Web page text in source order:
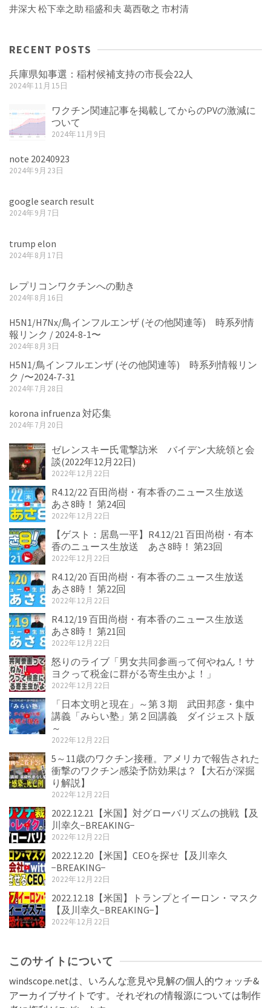
井深大 松下幸之助 稲盛和夫 葛西敬之 市村清
RECENT POSTS
兵庫県知事選：稲村候補支持の市長会22人
2024年11月15日
ワクチン関連記事を掲載してからのPVの激減に
ついて
2024年11月9日
note 20240923
2024年9月23日
google search result
2024年9月7日
trump elon
2024年8月17日
レプリコンワクチンへの動き
2024年8月16日
H5N1/H7Nx/鳥インフルエンザ (その他関連等) 時系列情
報リンク / 2024-8-1〜
2024年8月3日
H5N1/鳥インフルエンザ (その他関連等) 時系列情報リン
ク /〜2024-7-31
2024年7月28日
korona infruenza 対応集
2024年7月20日
ゼレンスキー氏電撃訪米 バイデン大統領と会
談(2022年12月22日)
2022年12月22日
R4.12/22 百田尚樹・有本香のニュース生放送
あさ8時！ 第24回
2022年12月22日
【ゲスト：居島一平】R4.12/21 百田尚樹・有本
香のニュース生放送 あさ8時！ 第23回
2022年12月22日
R4.12/20 百田尚樹・有本香のニュース生放送
あさ8時！ 第22回
2022年12月22日
R4.12/19 百田尚樹・有本香のニュース生放送
あさ8時！ 第21回
2022年12月22日
怒りのライブ「男女共同参画って何やねん！サ
ヨクって税金に群がる寄生虫かよ！」
2022年12月22日
「日本文明と現在」～第３期 武田邦彦・集中
講義「みらい塾」第２回講義 ダイジェスト版
～
2022年12月22日
5～11歳のワクチン接種。アメリカで報告された
衝撃のワクチン感染予防効果は？【大石が深掘
り解説】
2022年12月22日
2022.12.21【米国】対グローバリズムの挑戦【及
川幸久−BREAKING−
2022年12月22日
2022.12.20【米国】CEOを探せ【及川幸久
−BREAKING−
2022年12月22日
2022.12.18【米国】トランプとイーロン・マスク
【及川幸久−BREAKING−】
2022年12月22日
このサイトについて
windscope.netは、いろんな意見や見解の個人的ウォッチ&
アーカイブサイトです。それぞれの情報源については制作